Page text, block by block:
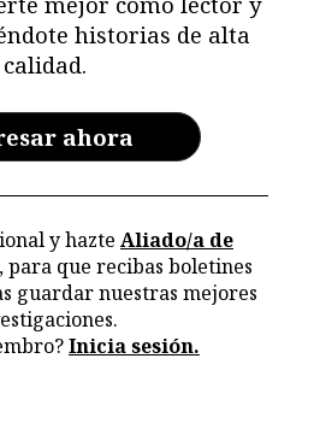
y deterioro
los archivos de la CVR
historias de alta
calidad.
ahora
y hazte Aliado/a de
, para que recibas boletines
guardar nuestras mejores
Inicia sesión.